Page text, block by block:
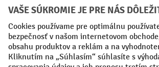
Faktúra Predplatba
Sociálne siete